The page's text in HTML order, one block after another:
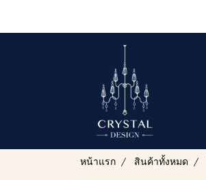
หน้าแรก สินค้าทั้งหมด